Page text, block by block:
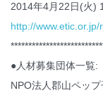
2014年4月22日(火)
http://
●人材募集団体一覧:
NPO法人郡山ペッ